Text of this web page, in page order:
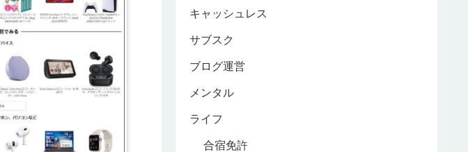
キャッシュレス
サブスク
ブログ運営
メンタル
ライフ
合宿免許